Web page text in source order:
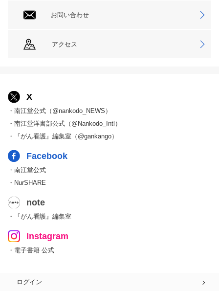
お問い合わせ
アクセス
X
・南江堂公式（@nankodo_NEWS）
・南江堂洋書部公式（@Nankodo_Intl）
・『がん看護』編集室（@gankango）
Facebook
・南江堂公式
・NurSHARE
note
・『がん看護』編集室
Instagram
・電子書籍 公式
ログイン